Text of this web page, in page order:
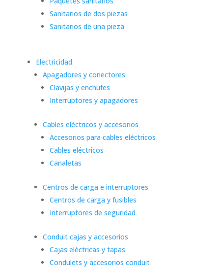
Sanitarios de dos piezas
Sanitarios de una pieza
Electricidad
Apagadores y conectores
Clavijas y enchufes
Interruptores y apagadores
Cables eléctricos y accesorios
Accesorios para cables eléctricos
Cables eléctricos
Canaletas
Centros de carga e interruptores
Centros de carga y fusibles
Interruptores de seguridad
Conduit cajas y accesorios
Cajas eléctricas y tapas
Condulets y accesorios conduit